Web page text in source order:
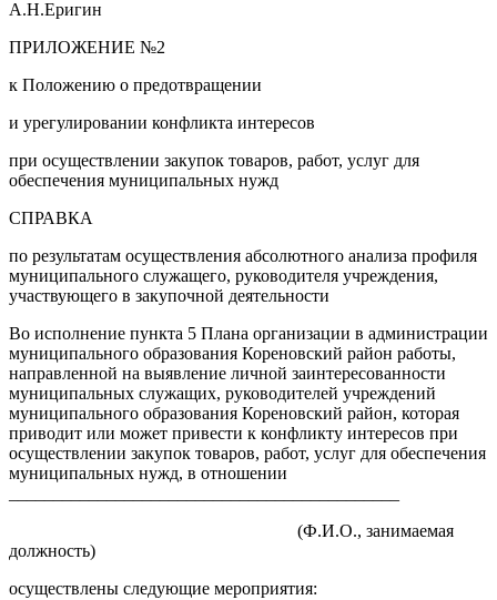
А.Н.Еригин
ПРИЛОЖЕНИЕ №2
к Положению о предотвращении
и урегулировании конфликта интересов
при осуществлении закупок товаров, работ, услуг для
обеспечения муниципальных нужд
СПРАВКА
по результатам осуществления абсолютного анализа профиля
муниципального служащего, руководителя учреждения,
участвующего в закупочной деятельности
Во исполнение пункта 5 Плана организации в администрации
муниципального образования Кореновский район работы,
направленной на выявление личной заинтересованности
муниципальных служащих, руководителей учреждений
муниципального образования Кореновский район, которая
приводит или может привести к конфликту интересов при
осуществлении закупок товаров, работ, услуг для обеспечения
муниципальных нужд, в отношении
(Ф.И.О., занимаемая
должность)
осуществлены следующие мероприятия: